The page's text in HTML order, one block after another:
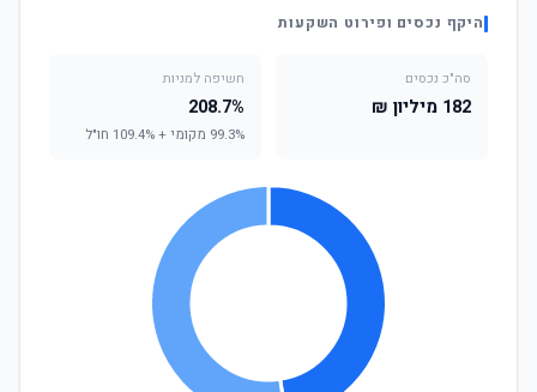
היקף נכסים ופירוט השקעות
סה"כ נכסים
182 מיליון ₪
חשיפה למניות
208.7%
99.3% מקומי + 109.4% חו"ל